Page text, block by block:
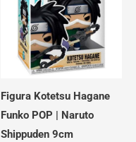
Figura Kotetsu Hagane
Funko POP | Naruto
Shippuden 9cm